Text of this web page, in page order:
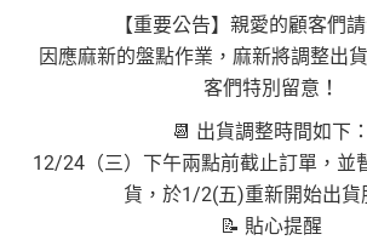
【重要公告】親愛的顧客們
因應麻新的盤點作業，麻新將調整出
客們特別留意！
📆 出貨調整時間如下：
12/24（三）下午兩點前截止訂單，並
貨，於1/2(五)重新開始出貨
📝 貼心提醒